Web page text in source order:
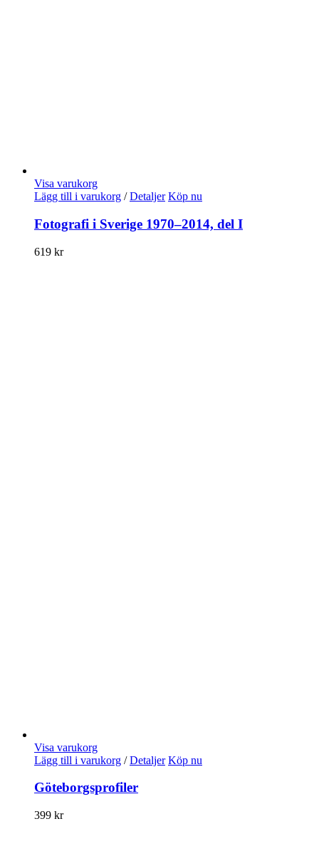
Visa varukorg
Lägg till i varukorg / Detaljer Köp nu
Fotografi i Sverige 1970–2014, del I
619 kr
Visa varukorg
Lägg till i varukorg / Detaljer Köp nu
Göteborgsprofiler
399 kr